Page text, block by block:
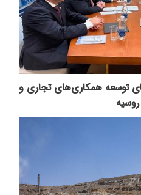
توسعه همکاری‌های تجاری و